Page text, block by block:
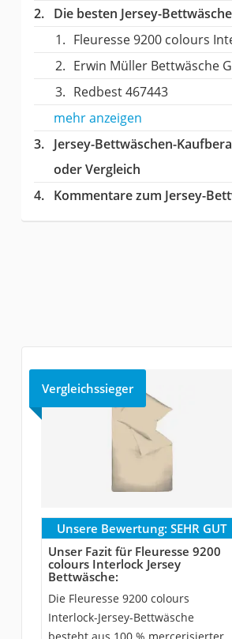
Die besten Jersey-
Fleuresse 9200 colours
Erwin Müller Bettwäsche
Redbest ‎467443
mehr anzeigen
Jersey-Bettwäschen-
oder Vergleich
Kommentare zum Jersey-
Vergleichssieger
Unsere Bewertung: SEHR GUT
Unser Fazit für Fleuresse 9200
colours Interlock Jersey
Bettwäsche:
Die Fleuresse 9200 colours
Interlock-Jersey-Bettwäsche